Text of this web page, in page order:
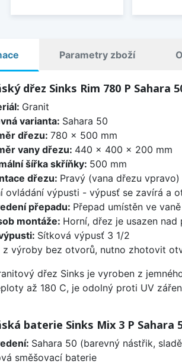
Parametry zboží
dřez Sinks Rim 780 P Sahara
Granit
varianta: Sahara 50
dřezu: 780 x 500 mm
vany dřezu: 440 x 400 x 200 mm
šířka skříňky: 500 mm
dřezu: Pravý (vana dřezu vpravo)
ovládání výpusti - výpusť se zavírá a
přepadu: Přepad umístěn ve
montáže: Horní, dřez je usazen nad
Sítková výpusť 3 1/2
z výroby bez otvorů, nutno zhotovit
dřez Sinks je vyroben z
až 180 C, je odolný proti UV
baterie Sinks Mix 3 P Sahara
Sahara 50 (barevný nástřik,
směšovací baterie